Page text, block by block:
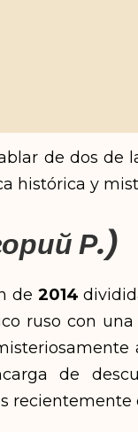
de dos de
histórica y
Р.)
de 2014
ruso con
de
recientemente